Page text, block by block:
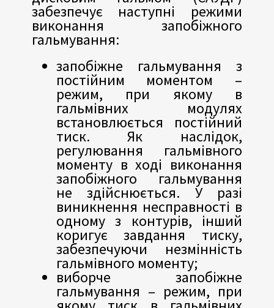
забезпечує наступні режими
виконання запобіжного
гальмування:
запобіжне гальмування з
постійним моментом –
режим, при якому в
гальмівних модулях
встановлюється постійний
тиск. Як наслідок,
регулювання гальмівного
моменту в ході виконання
запобіжного гальмування
не здійснюється. У разі
виникнення несправності в
одному з контурів, інший
коригує завдання тиску,
забезпечуючи незмінність
гальмівного моменту;
виборче запобіжне
гальмування – режим, при